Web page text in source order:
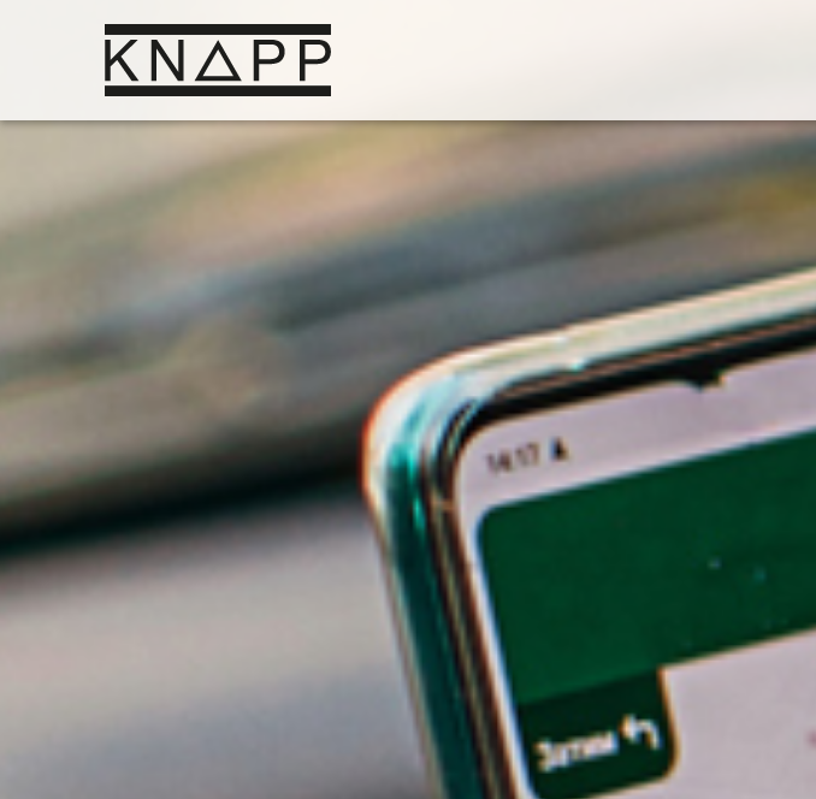
Logiciel de Supply Chain
Robotique et IA
Systèmes de stockage
automatisés
Automates de prélèvement
Produit-vers-l’homme et
préparation de commandes
Systèmes d’automatisation
Systèmes de tri
Systèmes de convoyage et
manutention